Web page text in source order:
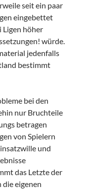
seit ein paar
eingebettet
Ligen höher
würde.
jedenfalls
bestimmt
bei den
nur Bruchteile
betragen
von Spielern
und
das Letzte der
die eigenen